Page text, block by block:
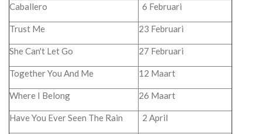
Caballero 6 Februari
Trust Me 23 Februari
She Can't Let Go 27 Februari
Together You And Me 12 Maart
Where I Belong 26 Maart
Have You Ever Seen The Rain 2 April